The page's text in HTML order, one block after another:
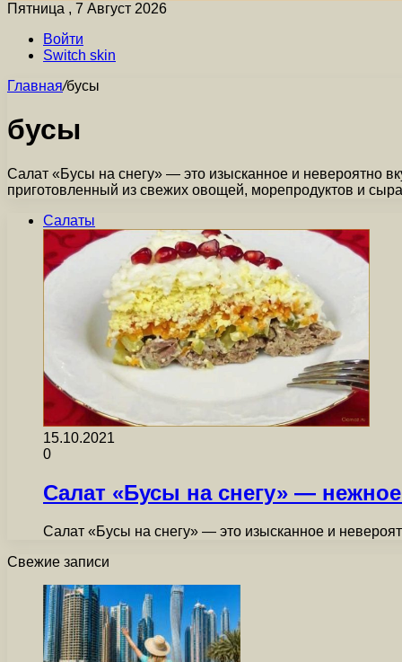
Пятница , 7 Август 2026
Войти
Switch skin
Главная/бусы
бусы
Салат «Бусы на снегу» — это изысканное и невероятно
приготовленный из свежих овощей, морепродуктов и
Салаты
15.10.2021
0
Салат «Бусы на снегу» —
Салат «Бусы на снегу» — это изысканное и
Свежие записи